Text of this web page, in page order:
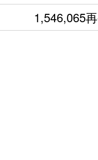
1,546,065